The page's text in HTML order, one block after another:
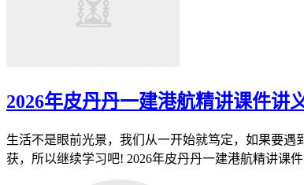
2026年皮丹丹一建港航精讲课件讲
生活不是眼前光景，我们从一开始就笃定，如果要
获，所以继续学习吧! 2026年皮丹丹一建港航精讲课